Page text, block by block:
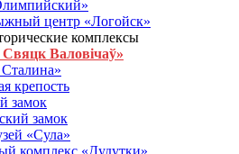
центр «Логойск»
комплексы
Свяцк Валовічаў»
крепость
замок
замок
«Сула»
комплекс «Дудутки»